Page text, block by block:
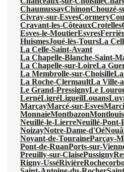
ChaumussayChinonChouzé-
Civray-sur-EsvesCormery
Cravant-les-CôteauxCrotelles
Esves-le-MoutierEsvres
HuismesJoué-lès-ToursLa
La Celle-Saint-Avant
La Chapelle-Blanche-Saint-
La Chapelle-sur-LoireLa
La Membrolle-sur-Choisille
La Roche-ClermaultLa Ville-
Le Grand-PressignyLe
LernéLigréLigueilLouans
MarçayMarcé-sur-Esves
MonnaieMontbazon
Neuillé-le-LierreNeuillé-Pont-
NoizayNotre-Dame-d'Oé
Noyant-de-TouraineParçay-
Pont-de-RuanPorts-sur-
Preuilly-sur-ClaisePussigny
Rigny-UsséRivière